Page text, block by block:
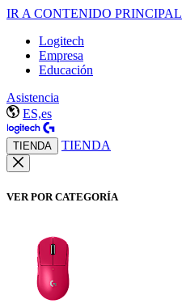
IR A CONTENIDO PRINCIPAL
Logitech
Empresa
Educación
Asistencia
ES,es
TIENDA TIENDA
VER POR CATEGORÍA